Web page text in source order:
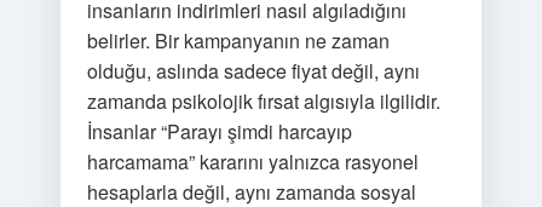
insanların indirimleri nasıl algıladığını
belirler. Bir kampanyanın ne zaman
olduğu, aslında sadece fiyat değil, aynı
zamanda psikolojik fırsat algısıyla ilgilidir.
İnsanlar “Parayı şimdi harcayıp
harcamama” kararını yalnızca rasyonel
hesaplarla değil, aynı zamanda sosyal